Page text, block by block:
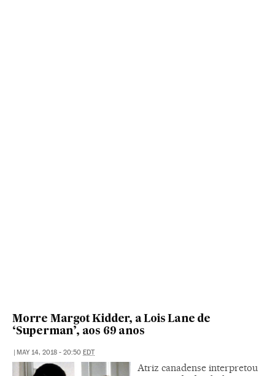
Morre Margot Kidder, a Lois Lane de
‘Superman’, aos 69 anos
| MAY 14, 2018 - 20:50 EDT
Atriz canadense interpretou